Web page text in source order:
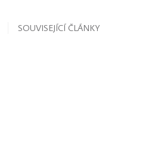
SOUVISEJÍCÍ ČLÁNKY